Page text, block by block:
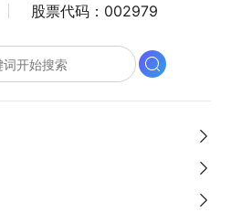
股票代码： 002979